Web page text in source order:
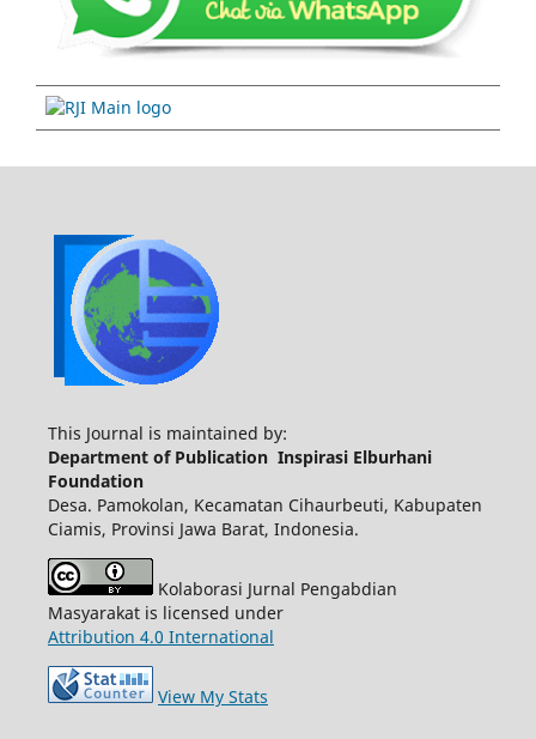
This Journal is maintained by:
Department of Publication Inspirasi Elburhani
Foundation
Desa. Pamokolan, Kecamatan Cihaurbeuti, Kabupaten
Ciamis, Provinsi Jawa Barat, Indonesia.
Kolaborasi Jurnal Pengabdian
Masyarakat is licensed under
Attribution 4.0 International
View My Stats